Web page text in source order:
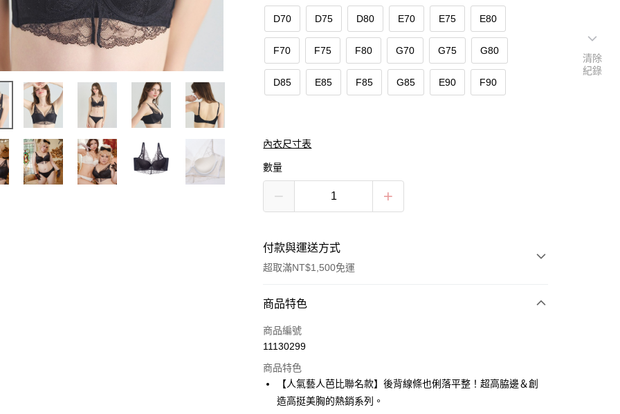
D70 D75 D80 E70 E75 E80
F70 F75 F80 G70 G75 G80
D85 E85 F85 G85 E90 F90
內衣尺寸表
數量
付款與運送方式
超取滿NT$1,500免運
付款方式
信用卡一次付款
LINE Pay
Apple Pay
商品特色
商品編號
11130299
商品特色
【人氣藝人芭比聯名款】後背線條也俐落平整！超高脇邊＆創
造高挺美胸的熱銷系列。
清除
紀錄